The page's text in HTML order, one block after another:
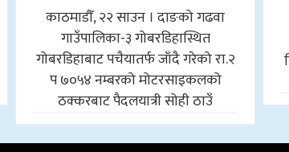
काठमाडौँ, २२ साउन । दाङको गढवा
गाउँपालिका-३ गोबरडिहास्थित
गोबरडिहाबाट पचैयातर्फ जाँदै गरेको रा.२
प ७०५४ नम्बरको मोटरसाइकलको
ठक्करबाट पैदलयात्री सोही ठाउँ